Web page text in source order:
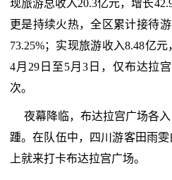
现旅游总收入20.3亿元，增长
更是持续火热，全区累计接待
73.25%；实现旅游收入8.48亿元
4月29日至5月3日，仅布达拉
次。
夜幕降临，布达拉宫广场各
踵。在队伍中，四川游客田雨
上就来打卡布达拉宫广场。